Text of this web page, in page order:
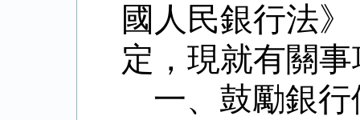
國人民銀行法
定，現就有關
一、鼓勵銀